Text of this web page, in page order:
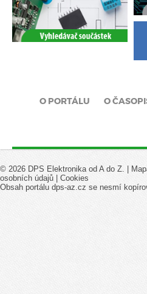
O PORTÁLU O
© 2026 DPS Elektronika od A do Z. |
osobních údajů
Cookies
Obsah portálu dps-az.cz se nesmí